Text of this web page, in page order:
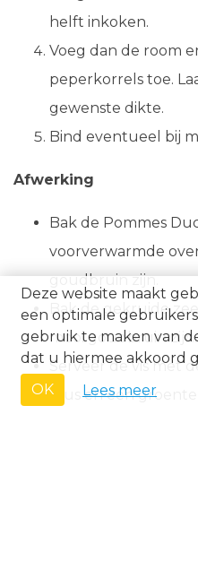
helft inkoken.
Voeg dan de room
peperkorrels toe.
gewenste dikte.
Bind eventueel bij
Afwerking
Bak de Pommes
voorverwarmde
goudbruin zijn.
Bak de gekruide
mooi goudbruin zijn.
Serveer de vis met
saus en een groente
Deze website maakt
een optimale
gebruik te maken van
dat u hiermee akkoord
OK
Lees meer